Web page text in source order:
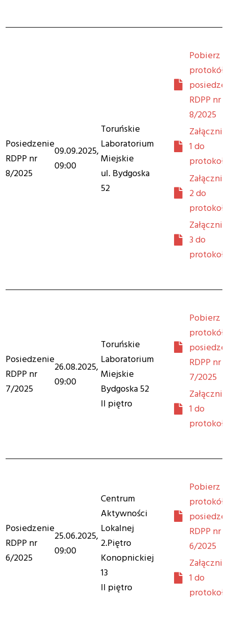
Posiedzenie
RDPP nr
8/2025
09.09.2025,
09:00
Toruńskie
Laboratorium
Miejskie
ul. Bydgoska
52
Pobierz
protokół
RDPP nr
8/2025
1 do
2 do
3 do
Posiedzenie
RDPP nr
7/2025
26.08.2025,
09:00
Toruńskie
Laboratorium
Miejskie
Bydgoska 52
II piętro
Pobierz
protokół
RDPP nr
7/2025
1 do
Posiedzenie
RDPP nr
6/2025
25.06.2025,
09:00
Centrum
Aktywności
Lokalnej
2.Piętro
Konopnickiej
13
II piętro
Pobierz
protokół
RDPP nr
6/2025
1 do